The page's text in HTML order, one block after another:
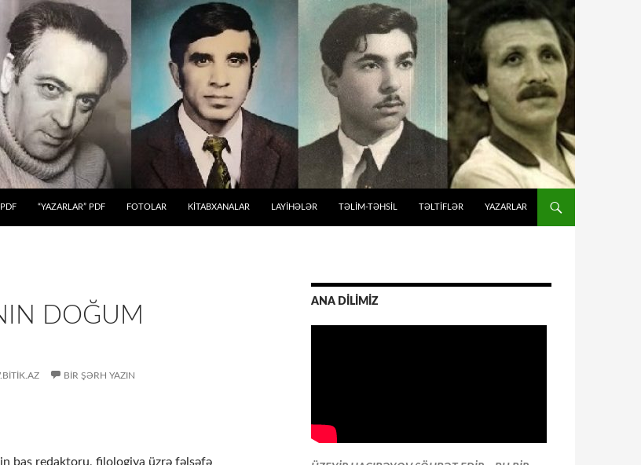
“YAZARLAR” PDF FOTOLAR KİTABXANALAR LAYİHƏLƏR TƏLIM-TƏHSIL TƏLTİFLƏR YAZARLAR
DOĞUM
BIR ŞƏRH YAZIN
baş redaktoru, filologiya üzrə fəlsəfə
ANA DİLİMİZ